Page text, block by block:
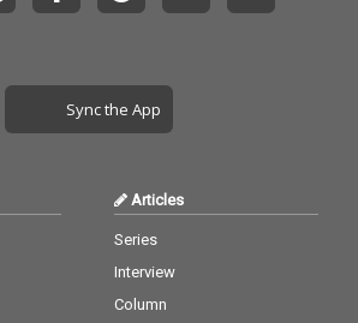
Sync the App
Articles
Series
Interview
Column